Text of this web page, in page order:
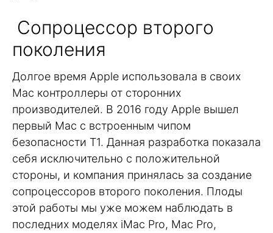
Сопроцессор второго
поколения
Долгое время Apple использовала в своих
Mac контроллеры от сторонних
производителей. В 2016 году Apple вышел
первый Mac с встроенным чипом
безопасности T1. Данная разработка показала
себя исключительно с положительной
стороны, и компания принялась за создание
сопроцессоров второго поколения. Плоды
этой работы мы уже можем наблюдать в
последних моделях iMac Pro, Mac Pro,